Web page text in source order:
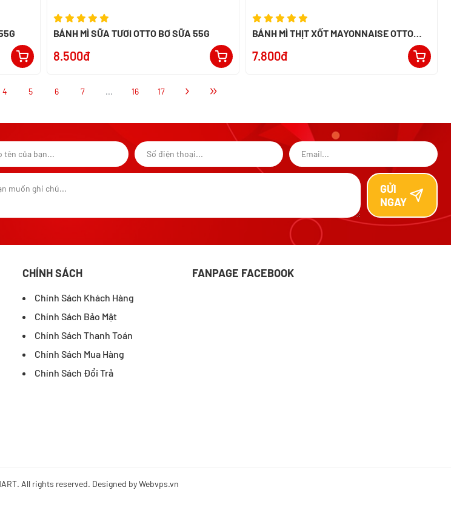
BÁNH MÌ SỮA TƯƠI OTTO BƠ SỮA 55G
8.500đ
BÁNH MÌ THỊT XỐT MAYONNAISE OTTO
7.800đ
4 5 6 7 ... 16 17
GỬI
NGAY
CHÍNH SÁCH
Chính Sách Khách Hàng
Chính Sách Bảo Mật
Chính Sách Thanh Toán
Chính Sách Mua Hàng
Chính Sách Đổi Trả
FANPAGE FACEBOOK
. All rights reserved. Designed byWebvps.vn